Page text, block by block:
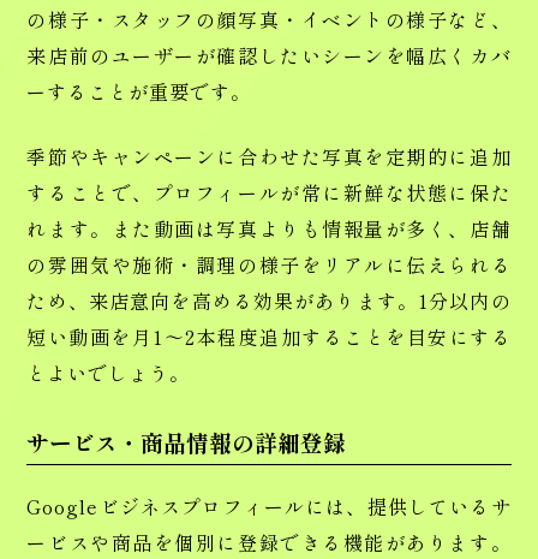
の様子・スタッフの顔写真・イベントの様子など、
来店前のユーザーが確認したいシーンを幅広くカバ
ーすることが重要です。
季節やキャンペーンに合わせた写真を定期的に追加
することで、プロフィールが常に新鮮な状態に保た
れます。また動画は写真よりも情報量が多く、店舗
の雰囲気や施術・調理の様子をリアルに伝えられる
ため、来店意向を高める効果があります。1分以内の
短い動画を月1〜2本程度追加することを目安にする
とよいでしょう。
サービス・商品情報の詳細登録
Googleビジネスプロフィールには、提供しているサ
ービスや商品を個別に登録できる機能があります。